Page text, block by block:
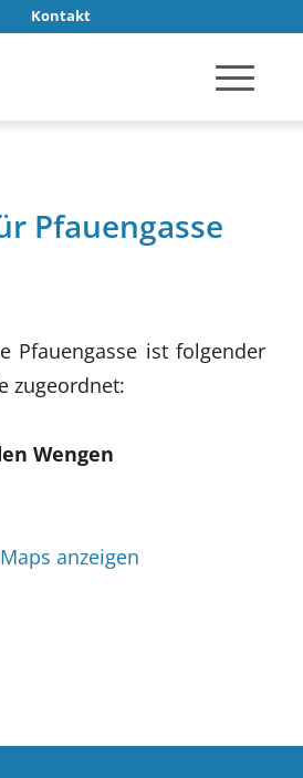
Kontakt
Pfauengasse
Pfauengasse ist folgender
zugeordnet:
Wengen
anzeigen